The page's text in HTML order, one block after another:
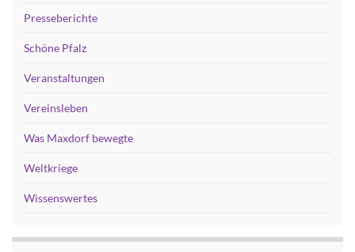
Presseberichte
Schöne Pfalz
Veranstaltungen
Vereinsleben
Was Maxdorf bewegte
Weltkriege
Wissenswertes